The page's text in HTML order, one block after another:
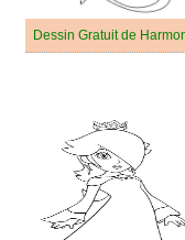
Dessin Gratuit de